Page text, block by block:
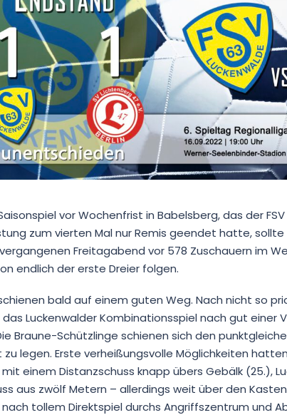
vor Wochenfrist in Babelsberg, das der
zum vierten Mal nur Remis geendet hatte,
Freitagabend vor 578 Zuschauern im
endlich der erste Dreier folgen.
bald auf einem guten Weg. Nach nicht so
Luckenwalder Kombinationsspiel nach gut einer
Braune-Schützlinge schienen sich den
legen. Erste verheißungsvolle Möglichkeiten
einem Distanzschuss knapp übers Gebälk (25.),
aus zwölf Metern – allerdings weit über den
tollem Direktspiel durchs Angriffszentrum und